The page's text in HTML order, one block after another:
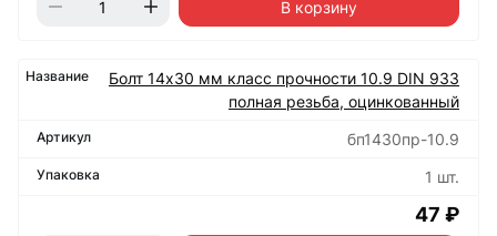
В корзину
Болт 14х30 мм класс прочности 10.9 DIN 933
полная резьба, оцинкованный
бп1430пр-10.9
1 шт.
47 ₽